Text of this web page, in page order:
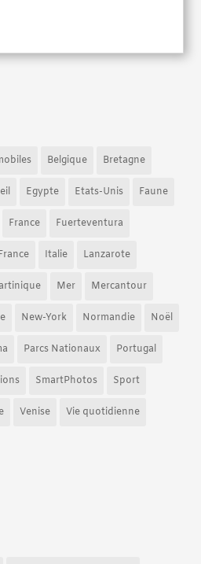
Belgique Bretagne
Egypte Etats-Unis Faune
France Fuerteventura
Italie Lanzarote
Mer Mercantour
New-York Normandie Noël
Parcs Nationaux Portugal
SmartPhotos Sport
Venise Vie quotidienne